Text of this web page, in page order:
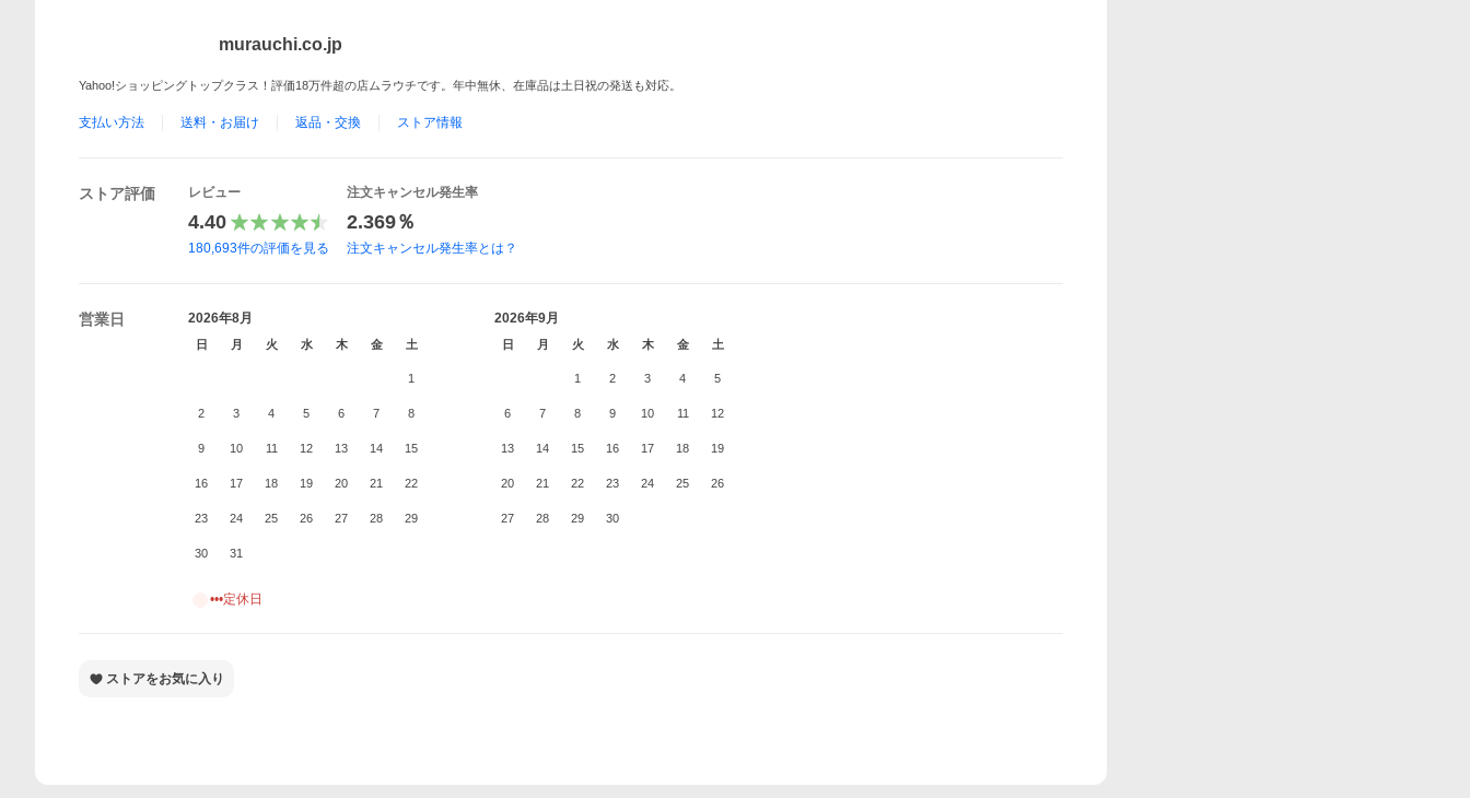
murauchi.co.jp
Yahoo!ショッピングトップクラス！評価18万件超の店ムラウチです。年中無休、在庫品は土日祝の発送も対応。
支払い方法 送料・お届け 返品・交換 ストア情報
ストア評価 レビュー
4.40
180,693件の評価を見る
注文キャンセル発生率
2.369％
注文キャンセル発生率とは？
営業日 2026年8月
日 月 火 水 木 金 土
1
2 3 4 5 6 7 8
9 10 11 12 13 14 15
16 17 18 19 20 21 22
23 24 25 26 27 28 29
30 31
2026年9月
日 月 火 水 木 金 土
1 2 3 4 5
6 7 8 9 10 11 12
13 14 15 16 17 18 19
20 21 22 23 24 25 26
27 28 29 30
•••定休日
ストアをお気に入り